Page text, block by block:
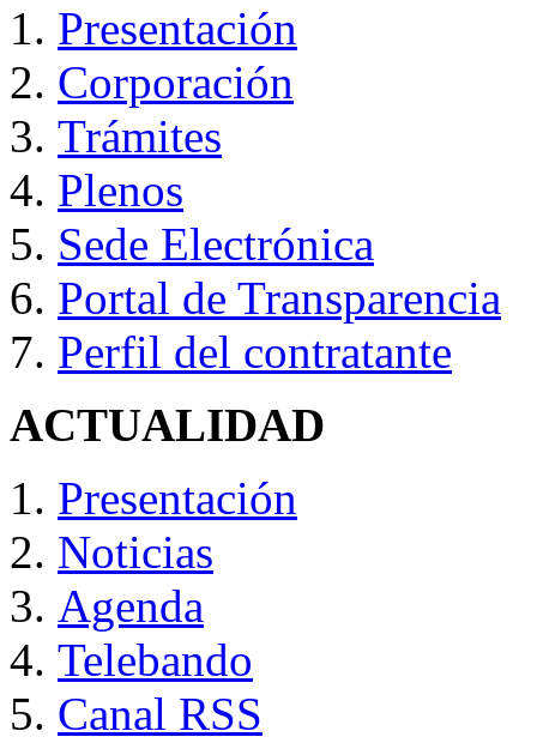
Presentación
Corporación
Trámites
Plenos
Sede Electrónica
Portal de Transparencia
Perfil del contratante
ACTUALIDAD
Presentación
Noticias
Agenda
Telebando
Canal RSS